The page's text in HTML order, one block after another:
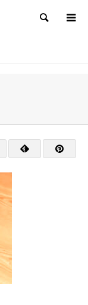
検索